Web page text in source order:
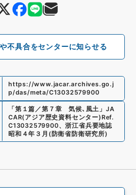
不具合をセンターに知らせる
https://www.jacar.archives.go.j
p/das/meta/C13032579900
「第１篇／第７章 気候､風土 」 JA
CAR(アジア歴史資料センター) Ref.
C13032579900、浙江省兵要地誌
昭和４年３月 (防衛省防衛研究所)